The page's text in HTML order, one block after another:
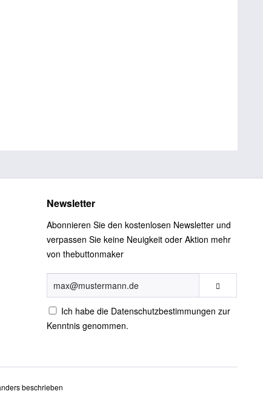
Newsletter
Abonnieren Sie den kostenlosen Newsletter und
verpassen Sie keine Neuigkeit oder Aktion mehr
von thebuttonmaker
Ich habe die Datenschutzbestimmungen zur
Kenntnis genommen.
beschrieben